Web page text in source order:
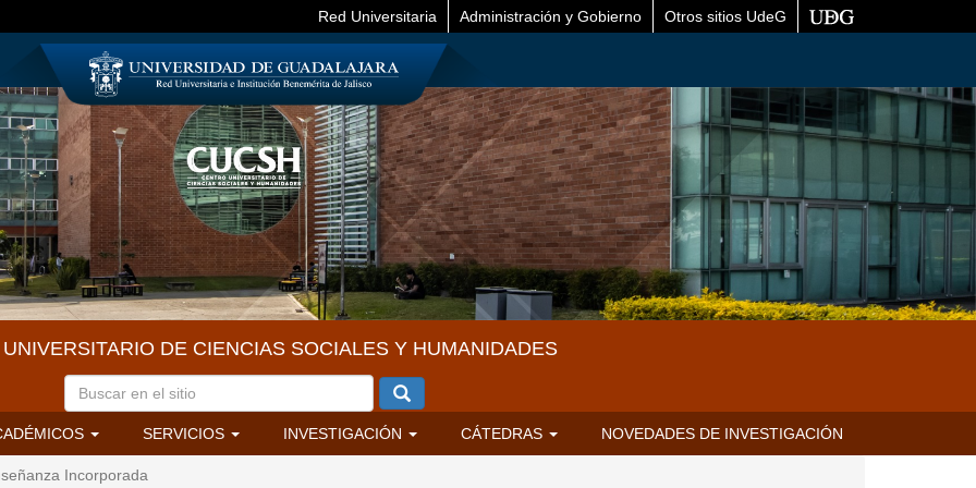
Red Universitaria Administración y Gobierno Otros sitios UdeG
DE CIENCIAS SOCIALES Y HUMANIDADES
SERVICIOS INVESTIGACIÓN CÁTEDRAS NOVEDADES DE INVESTIGACIÓN
Incorporada